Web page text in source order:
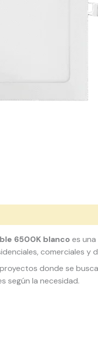
6500K blanco es
comerciales y
donde se
según la necesidad.